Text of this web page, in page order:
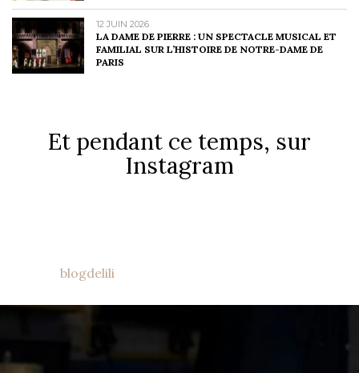
12 JUIN 2026
LA DAME DE PIERRE : UN SPECTACLE MUSICAL ET
FAMILIAL SUR L’HISTOIRE DE NOTRE-DAME DE
PARIS
Et pendant ce temps, sur
Instagram
blogdelili